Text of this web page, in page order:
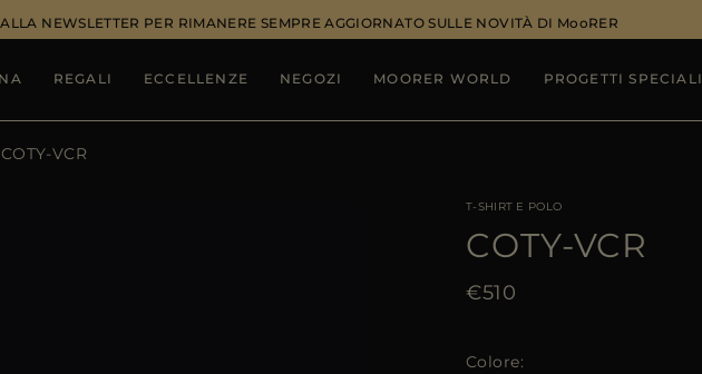
NEWSLETTER PER RIMANERE SEMPRE AGGIORNATO SULLE NOVITÀ DI MooRER
REGALI ECCELLENZE NEGOZI MOORER WORLD PROGETTI SPECIALI
COTY-VCR
T-SHIRT E POLO
COTY-VCR
€510
Colore